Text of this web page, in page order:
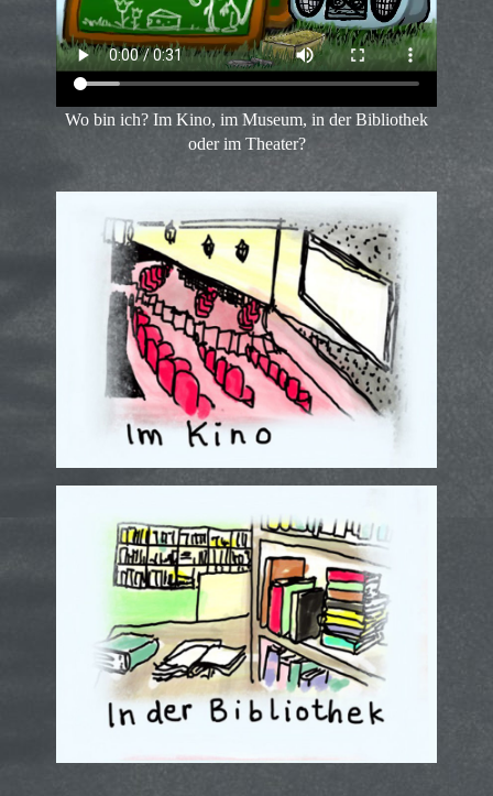
Wo bin ich? Im Kino, im Museum, in der Bibliothek
oder im Theater?